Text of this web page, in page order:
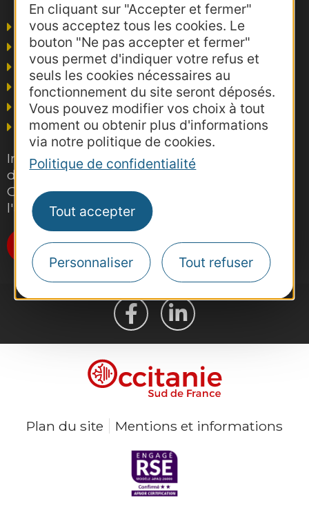
En cliquant sur "Accepter et fermer"
vous acceptez tous les cookies. Le
bouton "Ne pas accepter et fermer"
vous permet d'indiquer votre refus et
seuls les cookies nécessaires au
fonctionnement du site seront déposés.
Vous pouvez modifier vos choix à tout
moment ou obtenir plus d'informations
via notre politique de cookies.
Politique de confidentialité
Tout accepter
Personnaliser Tout refuser
Agence AD'OCC
Presse et influence
Voyagistes
Business/Mice
Thermalisme
Grand public
Inscrivez-vous gratuitement à la lettre
d'information pro de la destination
Occitanie pour suivre nos actions et
l'actualité du tourisme dans la région
Je m'abonne
Plan du site Mentions et informations